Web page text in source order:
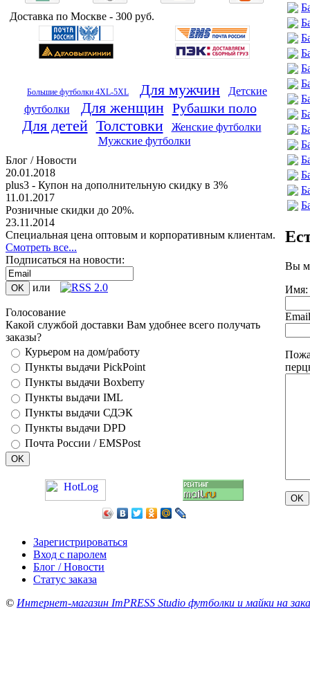
Доставка по Москве - 300 руб.
Большие футболки 4XL-5XL Для мужчин
Детские
футболки
Для женщин Рубашки поло
Для детей Толстовки
Женские футболки
Мужские футболки
Блог / Новости
20.01.2018
plus3 - Купон на дополнительную скидку в 3%
11.01.2017
Розничные скидки до 20%.
23.11.2014
Специальная цена оптовым и корпоративным клиентам.
Смотреть все...
Подписаться на новости:
или
Голосование
Какой службой доставки Вам удобнее всего получать
заказы?
Курьером на дом/работу
Пункты выдачи PickPoint
Пункты выдачи Boxberry
Пункты выдачи IML
Пункты выдачи СДЭК
Пункты выдачи DPD
Почта России / EMSPost
Вы
Имя:
Email
Зарегистрироваться
Вход с паролем
Блог / Новости
Статус заказа
© Интернет-магазин ImPRESS Studio футболки и майки на